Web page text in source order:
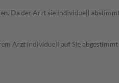
Da der Arzt sie individuell
Arzt individuell auf Sie